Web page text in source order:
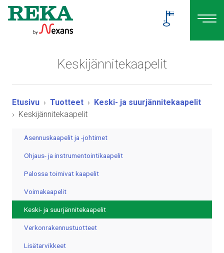
Keskijännitekaapelit
Etusivu Tuotteet
Keski- ja suurjännitekaapelit
Keskijännitekaapelit
Asennuskaapelit ja -johtimet
Ohjaus- ja instrumentointikaapelit
Palossa toimivat kaapelit
Voimakaapelit
Keski- ja suurjännitekaapelit
Verkonrakennustuotteet
Lisätarvikkeet